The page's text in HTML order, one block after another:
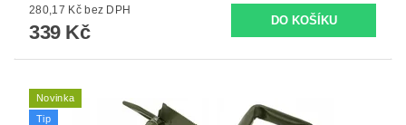
280,17 Kč bez DPH
339 Kč
Novinka
Tip